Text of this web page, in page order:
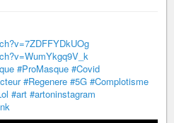
#ProMasque #Covid
#Regenere #5G #Complotisme
#art #artoninstagram